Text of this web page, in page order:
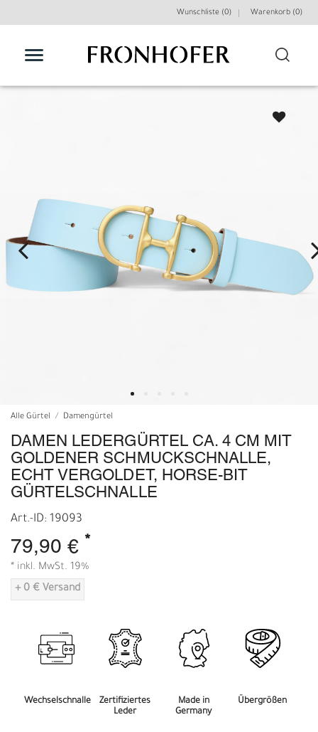
Wunschliste (0) Warenkorb (0)
Alle Gürtel Damengürtel
DAMEN LEDERGÜRTEL CA. 4 CM MIT
GOLDENER SCHMUCKSCHNALLE,
ECHT VERGOLDET, HORSE-BIT
GÜRTELSCHNALLE
Art.-ID: 19093
79,90 € *
* inkl. MwSt. 19%
+ 0 € Versand
Wechselschnalle
Zertifiziertes
Leder
Made in
Germany
Übergrößen